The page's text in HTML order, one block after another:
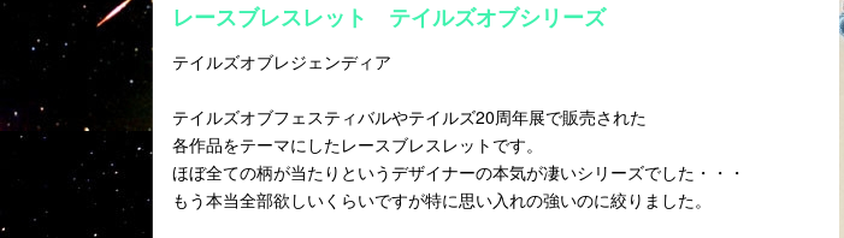
レースブレスレット テイルズオブシリーズ
テイルズオブレジェンディア
テイルズオブフェスティバルやテイルズ20周年展で販売された
各作品をテーマにしたレースブレスレットです。
ほぼ全ての柄が当たりというデザイナーの本気が凄いシリーズでした・・・
もう本当全部欲しいくらいですが特に思い入れの強いのに絞りました。